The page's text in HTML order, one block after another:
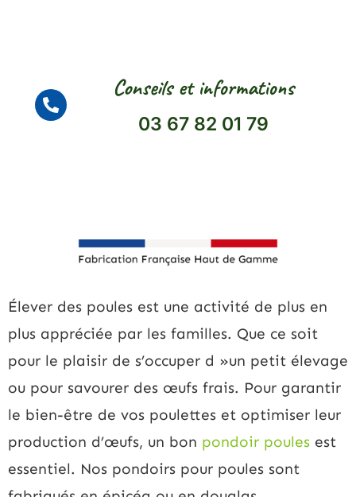
Conseils et informations
03 67 82 01 79
Élever des poules est une activité de plus en
plus appréciée par les familles. Que ce soit
pour le plaisir de s’occuper d »un petit élevage
ou pour savourer des œufs frais. Pour garantir
le bien-être de vos poulettes et optimiser leur
production d’œufs, un bon pondoir poules est
essentiel. Nos pondoirs pour poules sont